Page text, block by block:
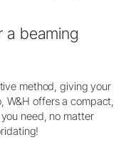
a beaming
method, giving your
W&H offers a compact,
need, no matter